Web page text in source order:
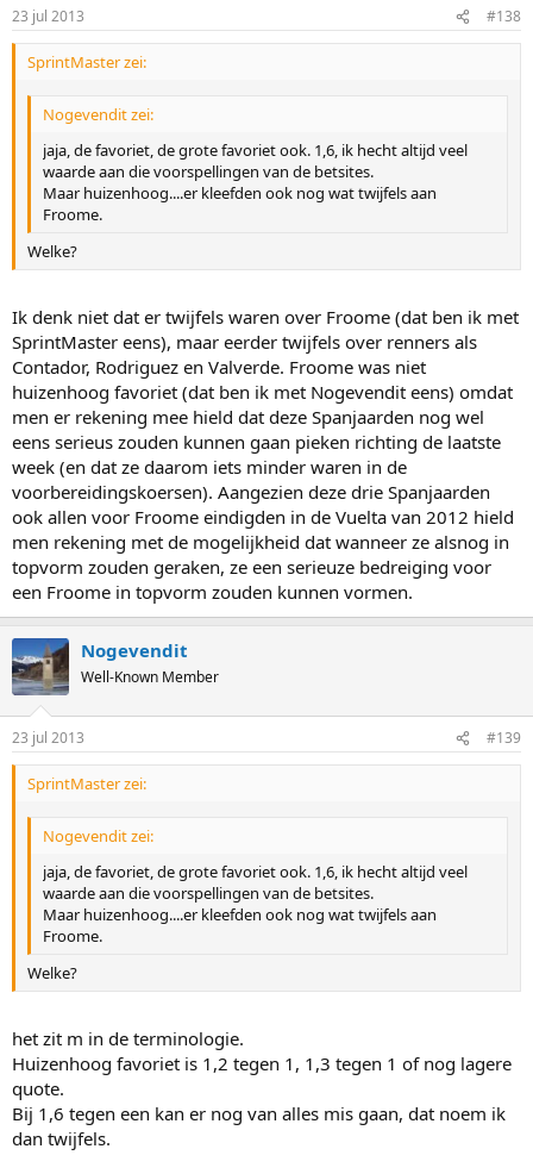
23 jul 2013 #138
SprintMaster zei:
Nogevendit zei:
jaja, de favoriet, de grote favoriet ook. 1,6, ik hecht altijd veel
waarde aan die voorspellingen van de betsites.
Maar huizenhoog....er kleefden ook nog wat twijfels aan
Froome.
Welke?
Ik denk niet dat er twijfels waren over Froome (dat ben ik met
SprintMaster eens), maar eerder twijfels over renners als
Contador, Rodriguez en Valverde. Froome was niet
huizenhoog favoriet (dat ben ik met Nogevendit eens) omdat
men er rekening mee hield dat deze Spanjaarden nog wel
eens serieus zouden kunnen gaan pieken richting de laatste
week (en dat ze daarom iets minder waren in de
voorbereidingskoersen). Aangezien deze drie Spanjaarden
ook allen voor Froome eindigden in de Vuelta van 2012 hield
men rekening met de mogelijkheid dat wanneer ze alsnog in
topvorm zouden geraken, ze een serieuze bedreiging voor
een Froome in topvorm zouden kunnen vormen.
Nogevendit
Well-Known Member
23 jul 2013 #139
SprintMaster zei:
Nogevendit zei:
jaja, de favoriet, de grote favoriet ook. 1,6, ik hecht altijd veel
waarde aan die voorspellingen van de betsites.
Maar huizenhoog....er kleefden ook nog wat twijfels aan
Froome.
Welke?
het zit m in de terminologie.
Huizenhoog favoriet is 1,2 tegen 1, 1,3 tegen 1 of nog lagere
quote.
Bij 1,6 tegen een kan er nog van alles mis gaan, dat noem ik
dan twijfels.